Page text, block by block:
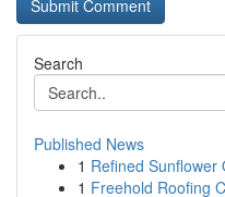
Search
Published News
1 Refined Sunflower
1 Freehold Roofing